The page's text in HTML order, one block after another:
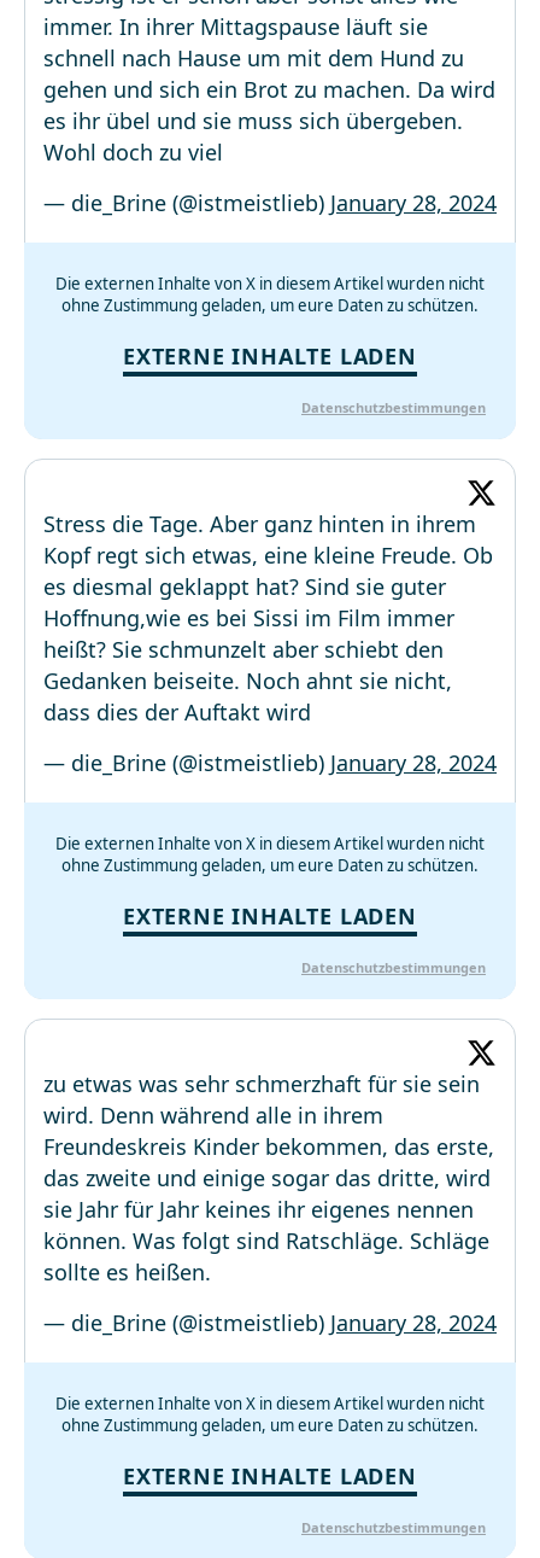
immer. In ihrer Mittagspause läuft sie
schnell nach Hause um mit dem Hund zu
gehen und sich ein Brot zu machen. Da wird
es ihr übel und sie muss sich übergeben.
Wohl doch zu viel
— die_Brine (@istmeistlieb) January 28, 2024
Die externen Inhalte von X in diesem Artikel wurden nicht
ohne Zustimmung geladen, um eure Daten zu schützen.
EXTERNE INHALTE LADEN
Datenschutzbestimmungen
Stress die Tage. Aber ganz hinten in ihrem
Kopf regt sich etwas, eine kleine Freude. Ob
es diesmal geklappt hat? Sind sie guter
Hoffnung,wie es bei Sissi im Film immer
heißt? Sie schmunzelt aber schiebt den
Gedanken beiseite. Noch ahnt sie nicht,
dass dies der Auftakt wird
— die_Brine (@istmeistlieb) January 28, 2024
Die externen Inhalte von X in diesem Artikel wurden nicht
ohne Zustimmung geladen, um eure Daten zu schützen.
EXTERNE INHALTE LADEN
Datenschutzbestimmungen
zu etwas was sehr schmerzhaft für sie sein
wird. Denn während alle in ihrem
Freundeskreis Kinder bekommen, das erste,
das zweite und einige sogar das dritte, wird
sie Jahr für Jahr keines ihr eigenes nennen
können. Was folgt sind Ratschläge. Schläge
sollte es heißen.
— die_Brine (@istmeistlieb) January 28, 2024
Die externen Inhalte von X in diesem Artikel wurden nicht
ohne Zustimmung geladen, um eure Daten zu schützen.
EXTERNE INHALTE LADEN
Datenschutzbestimmungen